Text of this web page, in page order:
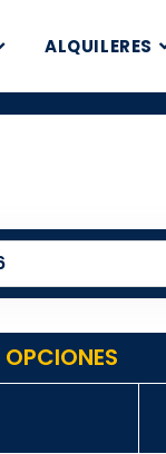
ALQUILERES
OPCIONES